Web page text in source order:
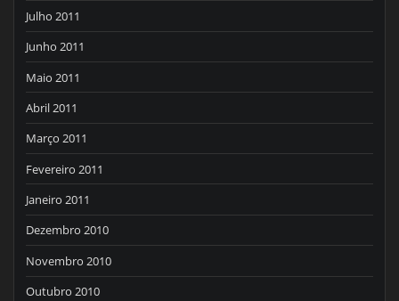
Julho 2011
Junho 2011
Maio 2011
Abril 2011
Março 2011
Fevereiro 2011
Janeiro 2011
Dezembro 2010
Novembro 2010
Outubro 2010